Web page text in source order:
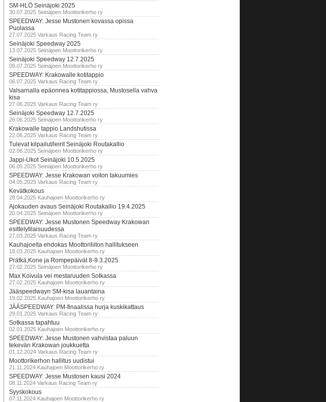
SM-HLÖ Seinäjoki 2025
30.07.2025 Seinäjoen Moottorikerho ry
SPEEDWAY: Jesse Mustonen kovassa opissa
Puolassa
27.07.2025 Varkaus Racing Team ry
Seinäjoki Speedway 2025
13.07.2025 Seinäjoen Moottorikerho ry
Seinäjoki Speedway 12.7.2025
09.07.2025 Seinäjoen Moottorikerho ry
SPEEDWAY: Krakowalle kotitappio
06.07.2025 Varkaus Racing Team ry
Valsarnalla epäonnea kotitappiossa, Mustosella vahva
kisa
27.06.2025 Varkaus Racing Team ry
Seinäjoki Speedway 12.7.2025
26.06.2025 Seinäjoen Moottorikerho ry
Krakowalle tappio Landshutissa
22.06.2025 Varkaus Racing Team ry
Tulevat kilpailut/leirit Seinäjoki Routakallio
02.06.2025 Seinäjoen Moottorikerho ry
Jappi-Ukot Seinäjoki 10.5.2025
06.05.2025 Seinäjoen Moottorikerho ry
SPEEDWAY: Jesse Krakowan voiton takuumies
04.05.2025 Varkaus Racing Team ry
Kevätkokous
28.04.2025 Kauhajoen Moottorikerho ry
Ajokauden avaus Seinäjoki Routakallio 19.4.2025
20.04.2025 Seinäjoen Moottorikerho ry
SPEEDWAY: Jesse Mustonen Speedway Krakowan
esittelytilaisuudessa
27.03.2025 Varkaus Racing Team ry
Kauhajoelta ehdokas Moottoriliiton hallitukseen
18.03.2025 Kauhajoen Moottorikerho ry
Prätkä,Kone ja Rompepäivät 8-9.3.2025
27.02.2025 Seinäjoen Moottorikerho ry
Max Koivula vei mestaruuden Sotkassa
27.02.2025 Kauhajoen Moottorikerho ry
Jääspeedwayn SM-kisa lauantaina
19.02.2025 Kauhajoen Moottorikerho ry
JÄÄSPEEDWAY: PM-finaalissa hurja kuskikattaus
29.01.2025 Varkaus Racing Team ry
Sotkassa tapahtuu
02.01.2025 Kauhajoen Moottorikerho ry
SPEEDWAY: Jesse Mustonen vahvistaa paluun
tekevän Krakowan joukkuetta
01.12.2024 Varkaus Racing Team ry
Moottorikerhon hallitus uudistui
21.11.2024 Kauhajoen Moottorikerho ry
SPEEDWAY: Jesse Mustosen kausi 2024
08.11.2024 Varkaus Racing Team ry
Syyskokous
07.11.2024 Kauhajoen Moottorikerho ry